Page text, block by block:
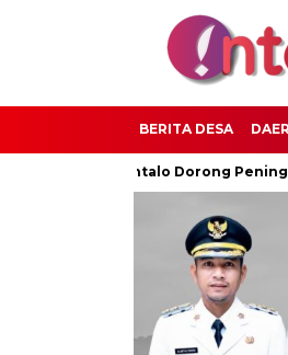
BERITA DESA
Gorontalo Dorong Peningkatan